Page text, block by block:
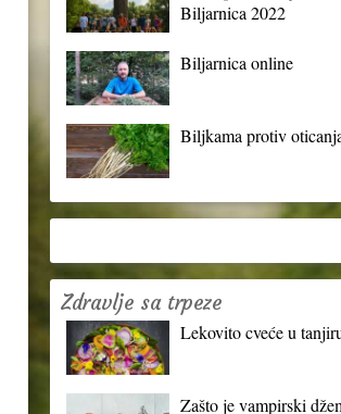
Biljarnica 2022
Biljarnica online
Biljkama protiv
Zdravlje sa trpeze
Lekovito cveće u
Zašto je vampirski